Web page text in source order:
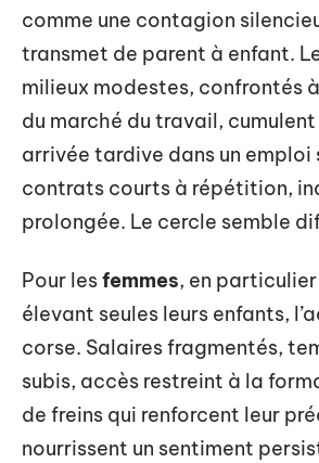
comme une contagion
transmet de parent à enfant.
milieux modestes, confrontés
du marché du travail,
arrivée tardive dans un emploi
contrats courts à répétition,
prolongée. Le cercle semble
Pour lesfemmes, en
élevant seules leurs enfants,
corse. Salaires fragmentés,
subis, accès restreint à la
de freins qui renforcent leur
nourrissent un sentiment